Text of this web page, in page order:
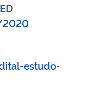
2020
estudo-